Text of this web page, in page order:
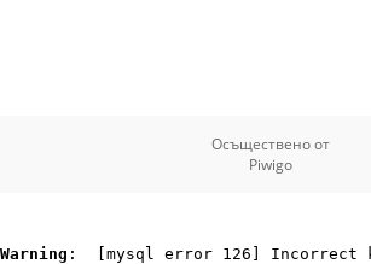
Осъществено от
Piwigo
Warning :  [mysql error 126]